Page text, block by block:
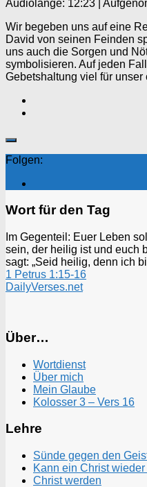
Audiolänge: 12:23
Wir begeben uns auf eine
David von seinen Feinden
uns auch die Sorgen und
symbolisieren. Auf jeden
Gebetshaltung viel für
Folgen:
Wort für den Tag
Im Gegenteil: Euer Leben
sein, der heilig ist und euch
sagt: „Seid heilig, denn ich
1 Petrus 1:15-16
DailyVerses.net
Über…
Wortdienst
Über mich
Mein Glaube
Kolosser 3 – Vers 16
Lehre
Sünde gegen den
Kann ein Christ
Christ werden